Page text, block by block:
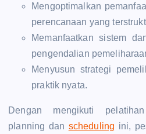
Mengoptimalkan
perencanaan yang
Memanfaatkan sistem
pengendalian
Menyusun strategi
praktik nyata.
Dengan mengikuti
planning dan scheduling ini,